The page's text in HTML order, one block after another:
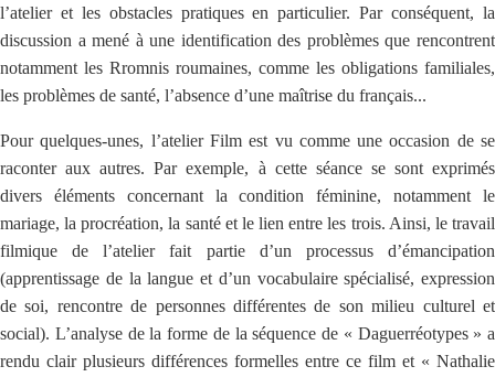
l’atelier et les obstacles pratiques en particulier. Par conséquent, la
discussion a mené à une identification des problèmes que rencontrent
notamment les Rromnis roumaines, comme les obligations familiales,
les problèmes de santé, l’absence d’une maîtrise du français...
Pour quelques-unes, l’atelier Film est vu comme une occasion de se
raconter aux autres. Par exemple, à cette séance se sont exprimés
divers éléments concernant la condition féminine, notamment le
mariage, la procréation, la santé et le lien entre les trois. Ainsi, le travail
filmique de l’atelier fait partie d’un processus d’émancipation
(apprentissage de la langue et d’un vocabulaire spécialisé, expression
de soi, rencontre de personnes différentes de son milieu culturel et
social). L’analyse de la forme de la séquence de « Daguerréotypes » a
rendu clair plusieurs différences formelles entre ce film et « Nathalie